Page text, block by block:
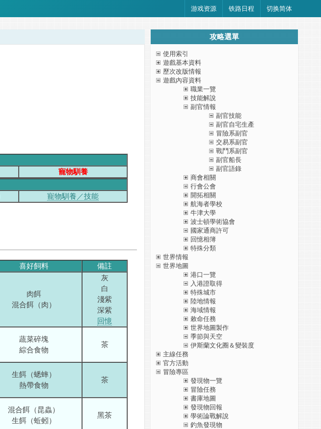
游戏资源 铁路日程 切换简体
寵物馴養
寵物馴養／技能
喜好飼料 備註
肉餌
混合餌（肉）
灰
白
淺紫
深紫
回憶
蔬菜碎塊
綜合食物
茶
生餌（蟋蟀）
熱帶食物
茶
混合餌（昆蟲）
生餌（蚯蚓）
黑茶
攻略選單
使用索引
遊戲基本資料
歷次改版情報
遊戲內容資料
職業一覽
技能解說
副官情報
副官技能
副官自宅生產
冒險系副官
交易系副官
戰鬥系副官
副官船長
副官語錄
商會相關
行會公會
開拓相關
航海者學校
牛津大學
波士頓學術協會
國家通商許可
回憶相簿
特殊分類
世界情報
世界地圖
港口一覽
入港證取得
特殊城市
陸地情報
海域情報
敕命任務
世界地圖製作
季節與天空
伊斯蘭文化圈＆變裝度
主線任務
官方活動
冒險專區
發現物一覽
冒險任務
書庫地圖
發現物回報
學術論戰解說
釣魚發現物